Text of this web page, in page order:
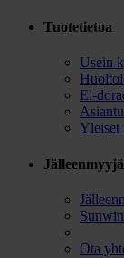
Tuotetietoa
Usein
El-
Yleiset
Ota